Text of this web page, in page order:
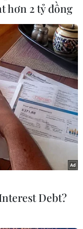
vận hành,
nào bên trong.
chưa vận hành
khẳng định,”
còn cho biết
CT3 đang mất
của hệ thống
hiếm người vẫn
tầng để lên nhà
cháu nhỏ,
máy một
hơn 2 tỷ đồng
Debt?